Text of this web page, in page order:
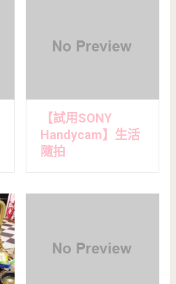
【試用SONY
Handycam】生活
隨拍